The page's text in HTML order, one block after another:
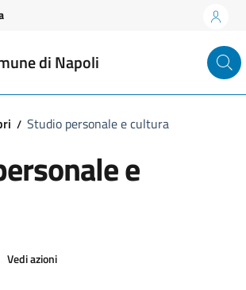
di Napoli
Studio personale e cultura
e
Vedi azioni